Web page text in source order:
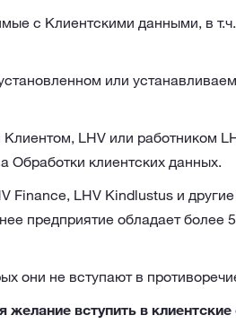
с Клиентскими данными, в
или
LHV или работником
Обработки клиентских данных.
Finance, LHV Kindlustus и
предприятие обладает более
они не вступают в
желание вступить в